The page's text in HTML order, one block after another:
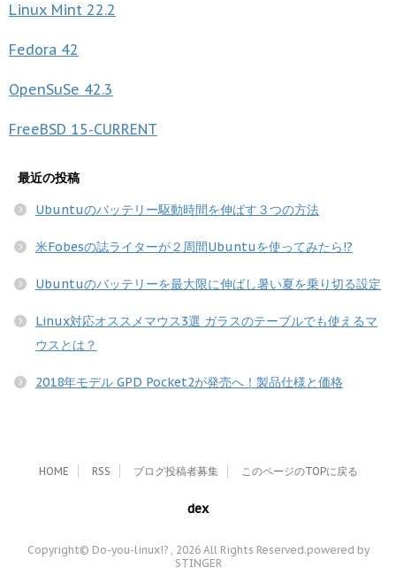
Linux Mint 22.2
Fedora 42
OpenSuSe 42.3
FreeBSD 15-CURRENT
最近の投稿
Ubuntuのバッテリー駆動時間を伸ばす３つの方法
米Fobesの誌ライターが２周間Ubuntuを使ってみたら!?
Ubuntuのバッテリーを最大限に伸ばし暑い夏を乗り切る設定
Linux対応オススメマウス3選 ガラスのテーブルでも使えるマ
ウスとは？
2018年モデル GPD Pocket2が発売へ！製品仕様と価格
HOME RSS ブログ投稿者募集 このページのTOPに戻る
dex
Copyright© Do-you-linux!? , 2026 All Rights Reserved.powered by
STINGER